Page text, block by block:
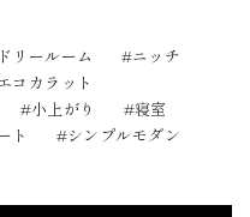
リールーム
ニッチ
コカラット
小上がり
寝室
ト
シンプルモダン